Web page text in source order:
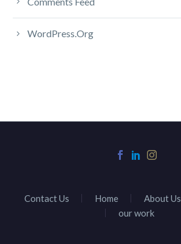
WordPress.org
Contact Us Home About Us
our work